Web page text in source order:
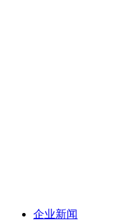
企业新闻